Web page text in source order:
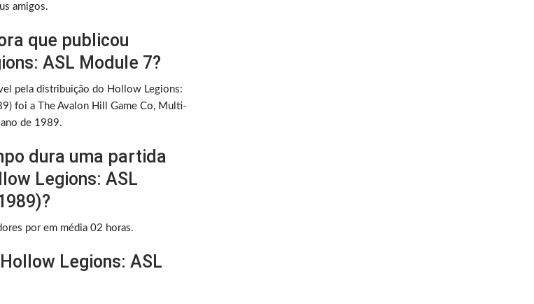
amigos.
que publicou
ASL Module 7?
pela distribuição do Hollow Legions:
foi a The Avalon Hill Game Co, Multi-
de 1989.
dura uma partida
Legions: ASL
por em média 02 horas.
Legions: ASL